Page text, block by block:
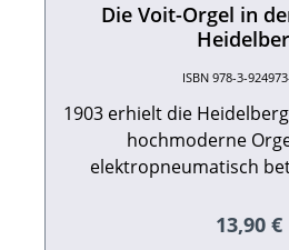
Die Voit-Orgel in
ISBN 978-3-
1903 erhielt die
hochmoderne
elektropneumatisch
Spieltisch und ist heute
13,90 €